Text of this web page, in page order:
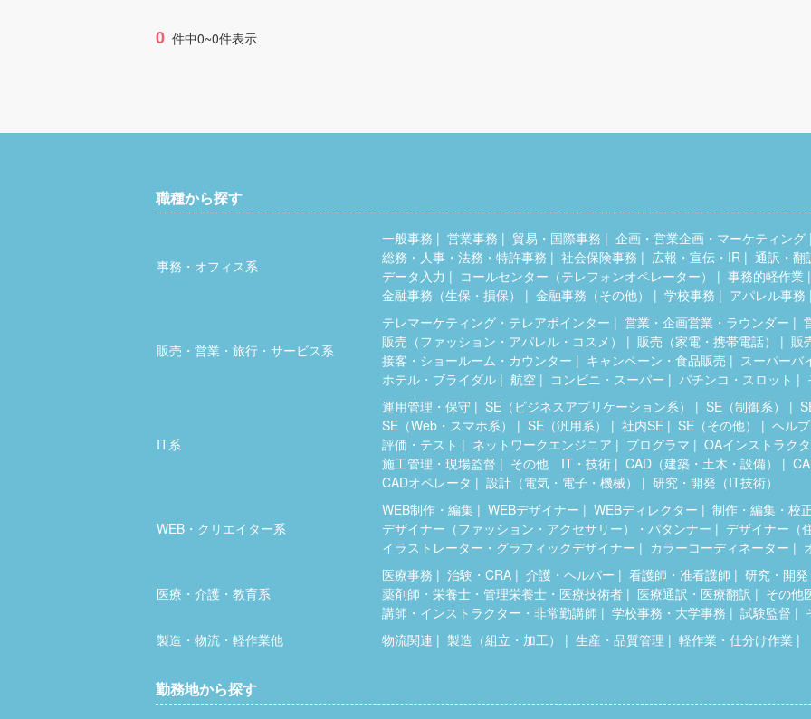
0 件中0~0件表示
職種から探す
事務・オフィス系
一般事務 営業事務 貿易・国際事務
企画・営業企画・マーケティング
総務・人事・法務・特許事務
社会保険事務 広報・宣伝・IR
通訳・翻
データ入力
コールセンター（テレフォンオペレーター）
事務的軽作業
金融事務（生保・損保）
金融事務（その他） 学校事務 アパレル事務
販売・営業・旅行・サービス系
テレマーケティング・テレアポインター 営業・企画営業・ラウンダー
販売（ファッション・アパレル・コスメ）
販売（家電・携帯電話）
販
接客・ショールーム・カウンター
キャンペーン・食品販売
スーパーバ
ホテル・ブライダル
航空 コンビニ・スーパー パチンコ・スロット
IT系
運用管理・保守 SE（ビジネスアプリケーション系） SE（制御系）
SE（Web・スマホ系）
SE（汎用系） 社内SE SE（その他）
ヘル
評価・テスト
ネットワークエンジニア プログラマ
OAインストラク
施工管理・現場監督
その他 IT・技術 CAD（建築・土木・設備）
CADオペレータ
設計（電気・電子・機械） 研究・開発（IT技術）
WEB・クリエイター系
WEB制作・編集 WEBデザイナー WEBディレクター
制作・編集・校
デザイナー（ファッション・アクセサリー）・パタンナー
デザイナー（
イラストレーター・グラフィックデザイナー
カラーコーディネーター
医療・介護・教育系
医療事務 治験・CRA 介護・ヘルパー 看護師・准看護師
研究・開
薬剤師・栄養士・管理栄養士・医療技術者
医療通訳・医療翻訳
その他
講師・インストラクター・非常勤講師
学校事務・大学事務 試験監督
製造・物流・軽作業他
物流関連 製造（組立・加工） 生産・品質管理 軽作業・仕分け作業
勤務地から探す